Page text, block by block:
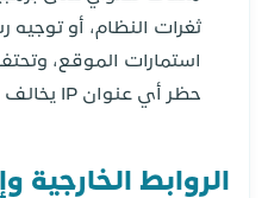
استمارات الموقع،
حظر أي عنوان IP يخالف ذلك.
الروابط الخارجية